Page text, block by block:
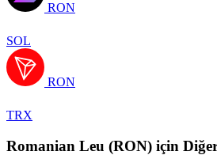
RON
SOL
RON
TRX
Romanian Leu (RON) için